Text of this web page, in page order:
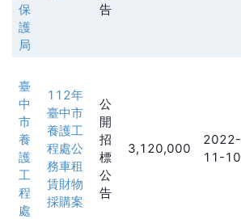
保
護
局
告
臺
中
市
養
護
工
程
處
112年
臺中市
養護工
程處公
務車租
賃財物
採購案
公
開
招
標
公
告
3,120,000
2022-
11-10